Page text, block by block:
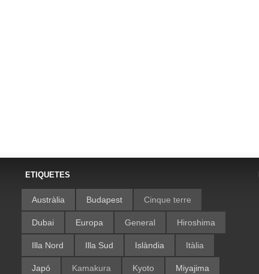
ETIQUETES
Austràlia Budapest Cinque terre
Dubai Europa General Hiroshima
Illa Nord Illa Sud Islàndia Itàlia
Japó Kamakura Kyoto Miyajima